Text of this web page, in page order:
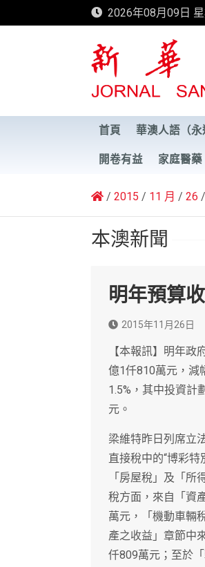
to
2026年08月09日 星
新華澳報
首頁 華澳人語（永
開卷有益 家庭醫藥
2015 11 月 26
本澳新聞
明年預算
2015年11月26日
【本報訊】明年
億1仟810萬元，減
1.5%，其中投資計
元。
梁維特昨日列席立
直接稅中的“博彩
「房屋稅」及「
稅方面，來自「資
萬元，「機動車輛
產之收益」章節中
仟809萬元；至於